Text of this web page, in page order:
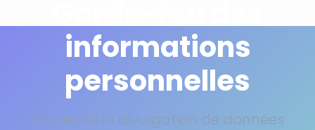
informations
personnelles
Empêche la divulgation de données